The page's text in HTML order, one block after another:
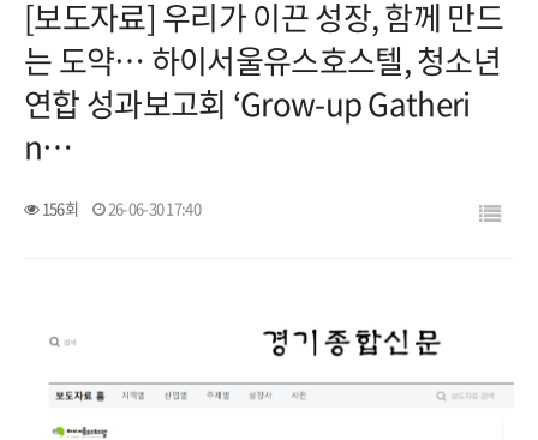
객실
회의실
청소년 프로그램
게시판
이벤트
FAQ
[보도자료] 우리가 이끈 성장, 함께 만드
는 도약… 하이서울유스호스텔, 청소년
연합 성과보고회 ‘Grow-up Gatheri
n…
156회 26-06-30 17:40